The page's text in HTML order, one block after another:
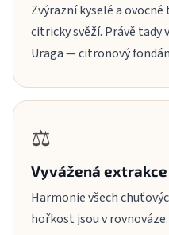
Zvýrazní kyselé a ovocné
citricky svěží. Právě
Uraga — citronový
⚖️
Vyvážená extrakce
Harmonie všech
hořkost jsou v